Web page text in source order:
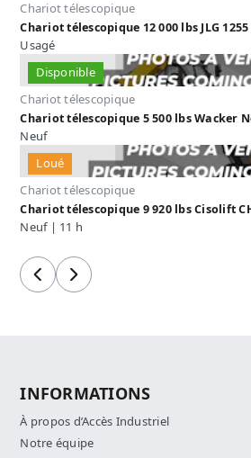
Chariot télescopique
Chariot télescopique 12 000 lbs JLG 1255
Usagé
Disponible
Chariot télescopique
Chariot télescopique 5 500 lbs Wacker
Neuf
Loué
Chariot télescopique
Chariot télescopique 9 920 lbs Cisolift
Neuf | 11 h
PrécédentSuivant
INFORMATIONS
À propos d’Accès Industriel
Notre équipe